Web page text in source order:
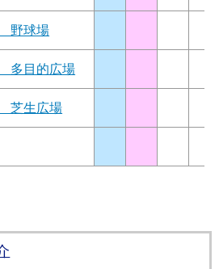
野球場
多目的広場
芝生広場